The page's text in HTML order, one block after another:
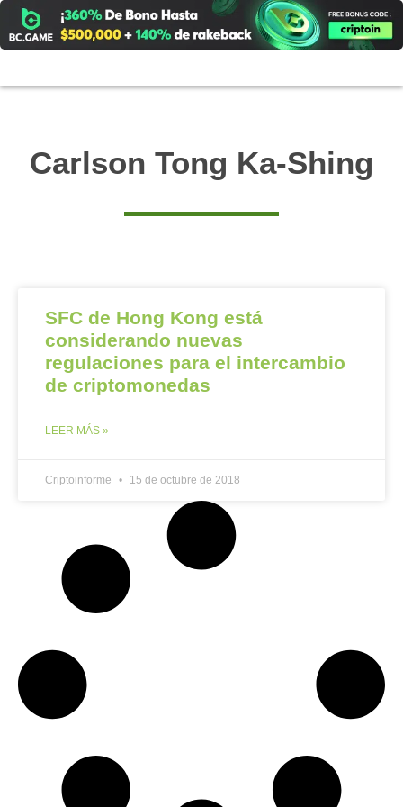
contenido
Carlson Tong Ka-Shing
SFC de Hong Kong está
considerando nuevas
regulaciones para el intercambio
de criptomonedas
LEER MÁS »
Criptoinforme 15 de octubre de 2018